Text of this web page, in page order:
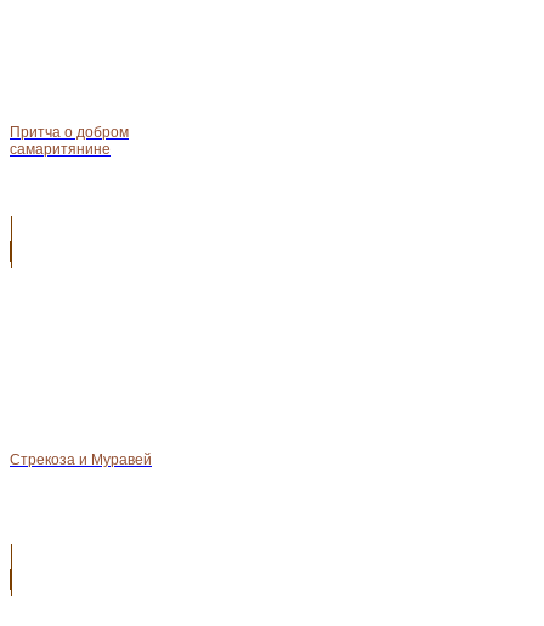
Притча о добром
самаритянине
Стрекоза и Муравей